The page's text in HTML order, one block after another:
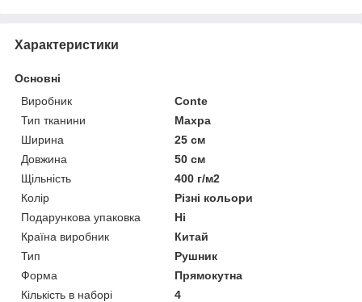
Характеристики
Основні
Виробник
Conte
Тип тканини
Махра
Ширина
25 см
Довжина
50 см
Щільність
400 г/м2
Колір
Різні кольори
Подарункова упаковка
Ні
Країна виробник
Китай
Тип
Рушник
Форма
Прямокутна
Кількість в наборі
4